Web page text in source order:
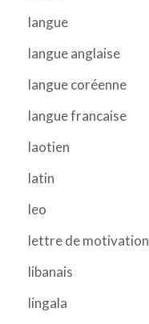
langue
langue anglaise
langue coréenne
langue francaise
laotien
latin
leo
lettre de motivation
libanais
lingala